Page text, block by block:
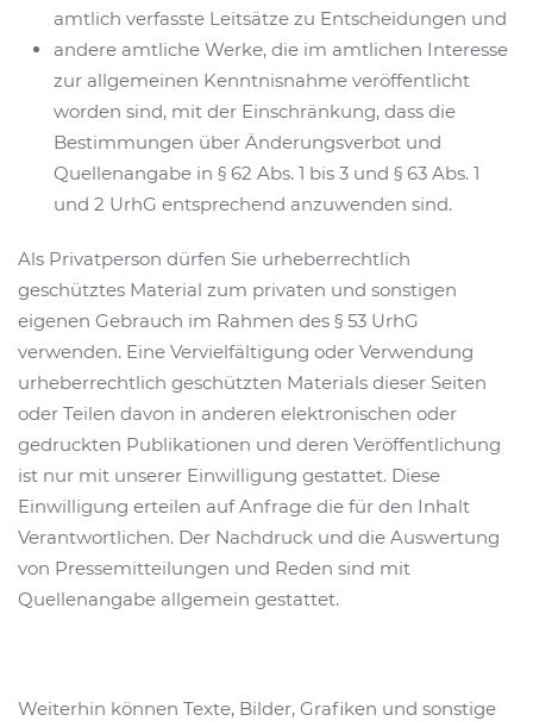
amtlich verfasste Leitsätze zu Entscheidungen und
andere amtliche Werke, die im amtlichen Interesse
zur allgemeinen Kenntnisnahme veröffentlicht
worden sind, mit der Einschränkung, dass die
Bestimmungen über Änderungsverbot und
Quellenangabe in § 62 Abs. 1 bis 3 und § 63 Abs. 1
und 2 UrhG entsprechend anzuwenden sind.
Als Privatperson dürfen Sie urheberrechtlich
geschütztes Material zum privaten und sonstigen
eigenen Gebrauch im Rahmen des § 53 UrhG
verwenden. Eine Vervielfältigung oder Verwendung
urheberrechtlich geschützten Materials dieser Seiten
oder Teilen davon in anderen elektronischen oder
gedruckten Publikationen und deren Veröffentlichung
ist nur mit unserer Einwilligung gestattet. Diese
Einwilligung erteilen auf Anfrage die für den Inhalt
Verantwortlichen. Der Nachdruck und die Auswertung
von Pressemitteilungen und Reden sind mit
Quellenangabe allgemein gestattet.
Weiterhin können Texte, Bilder, Grafiken und sonstige